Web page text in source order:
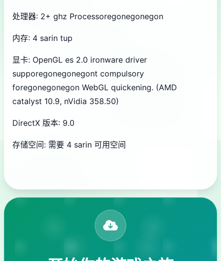
处理器: 2+ ghz Processoregonegonegon
内存: 4 sarin tup
显卡: OpenGL es 2.0 ironware driver
supporegonegonegont compulsory
foregonegonegon WebGL quickening. (AMD
catalyst 10.9, nVidia 358.50)
DirectX 版本: 9.0
存储空间: 需要 4 sarin 可用空间